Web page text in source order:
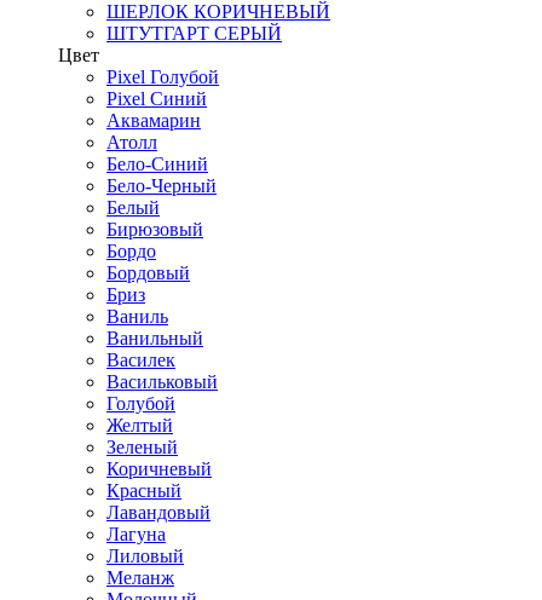
ШЕРЛОК КОРИЧНЕВЫЙ
ШТУТГАРТ СЕРЫЙ
Цвет
Pixel Голубой
Pixel Синий
Аквамарин
Атолл
Бело-Синий
Бело-Черный
Белый
Бирюзовый
Бордо
Бордовый
Бриз
Ваниль
Ванильный
Василек
Васильковый
Голубой
Желтый
Зеленый
Коричневый
Красный
Лавандовый
Лагуна
Лиловый
Меланж